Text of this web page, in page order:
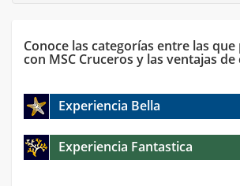
Conoce las categorías entre las
con MSC Cruceros y las ventajas de
Experiencia Bella
Experiencia Fantastica